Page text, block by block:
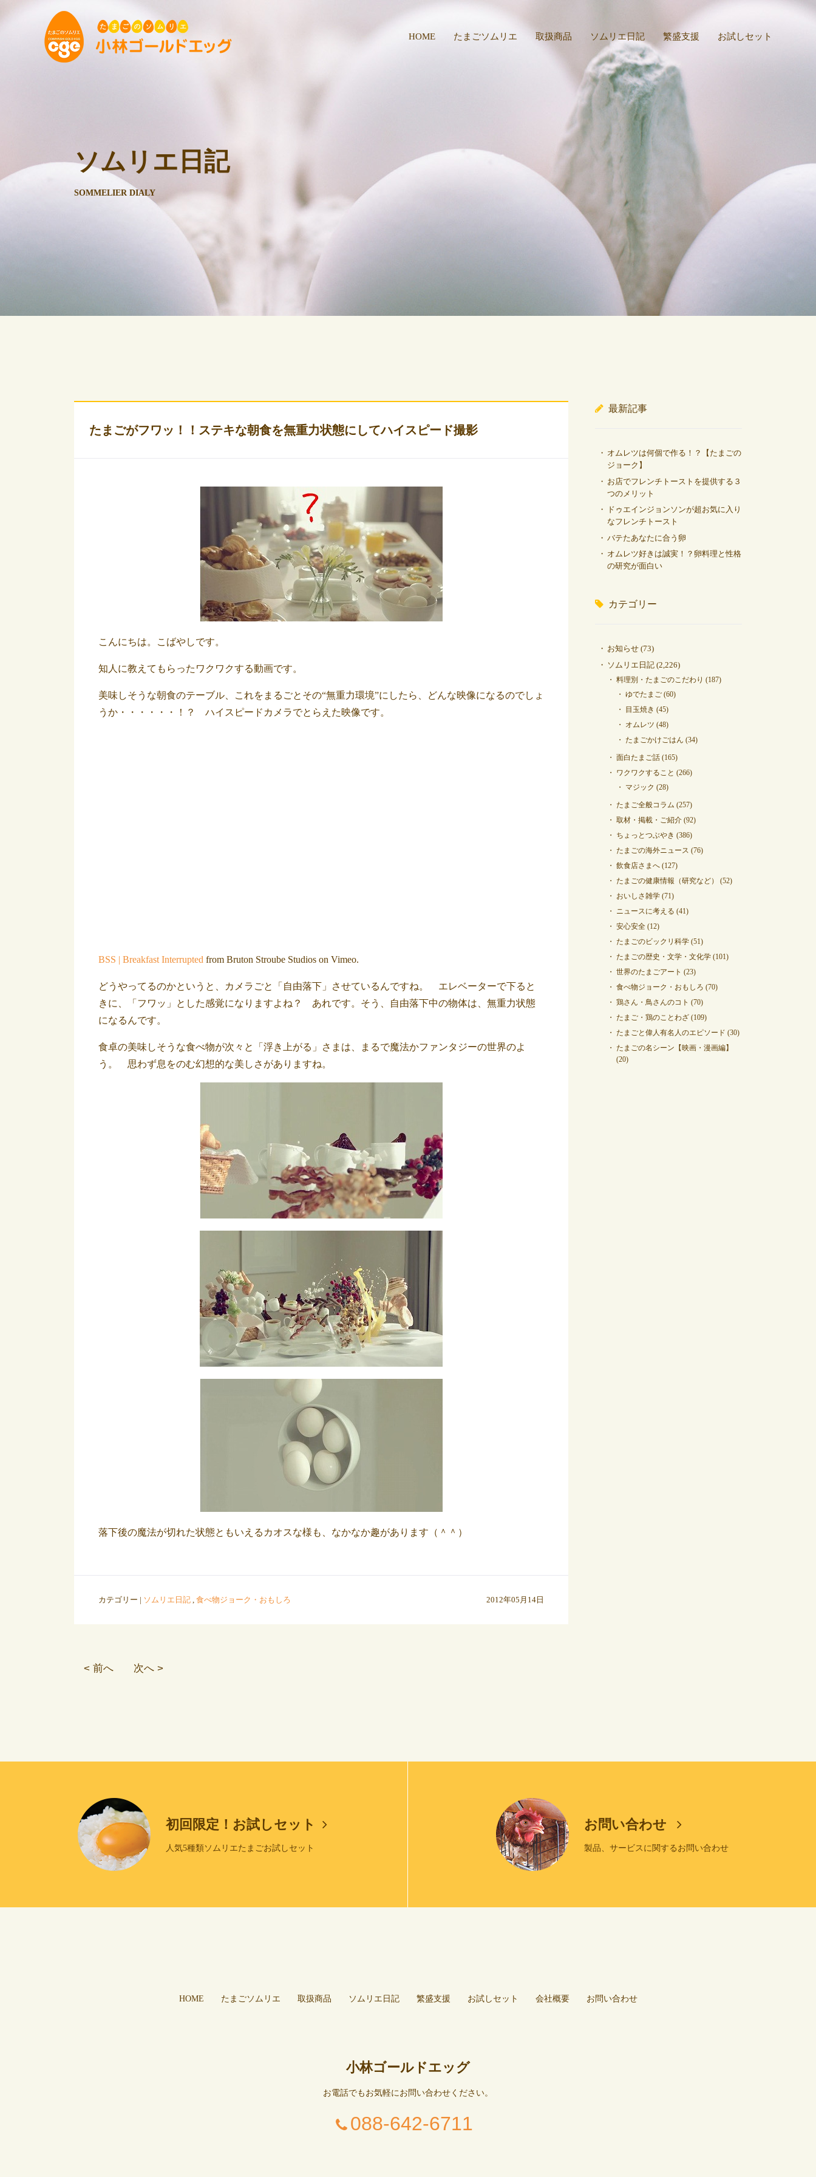
HOME たまごソムリエ 取扱商品 ソムリエ日記 繁盛支援 お試しセット
ソムリエ日記
SOMMELIER DIALY
たまごがフワッ！！ステキな朝食を無重力状態にしてハイスピード撮影
こんにちは。こばやしです。
知人に教えてもらったワクワクする動画です。
美味しそうな朝食のテーブル、これをまるごとその“無重力環境”にしたら、どんな映像になるのでしょ
うか・・・・・・！？ ハイスピードカメラでとらえた映像です。
BSS | Breakfast Interrupted from Bruton Stroube Studios on Vimeo.
どうやってるのかというと、カメラごと「自由落下」させているんですね。 エレベーターで下ると
きに、「フワッ」とした感覚になりますよね？ あれです。そう、自由落下中の物体は、無重力状態
になるんです。
食卓の美味しそうな食べ物が次々と「浮き上がる」さまは、まるで魔法かファンタジーの世界のよ
う。 思わず息をのむ幻想的な美しさがありますね。
落下後の魔法が切れた状態ともいえるカオスな様も、なかなか趣があります（＾＾）
カテゴリー | ソムリエ日記 , 食べ物ジョーク・おもしろ 2012年05月14日
< 前へ 次へ >
最新記事
オムレツは何個で作る！？【たまごの
ジョーク】
お店でフレンチトーストを提供する３
つのメリット
ドゥエインジョンソンが超お気に入り
なフレンチトースト
バテたあなたに合う卵
オムレツ好きは誠実！？卵料理と性格
の研究が面白い
カテゴリー
お知らせ (73)
ソムリエ日記 (2,226)
料理別・たまごのこだわり (187)
ゆでたまご (60)
目玉焼き (45)
オムレツ (48)
たまごかけごはん (34)
面白たまご話 (165)
ワクワクすること (266)
マジック (28)
たまご全般コラム (257)
取材・掲載・ご紹介 (92)
ちょっとつぶやき (386)
たまごの海外ニュース (76)
飲食店さまへ (127)
たまごの健康情報（研究など）
(52)
おいしさ雑学 (71)
ニュースに考える (41)
安心安全 (12)
たまごのビックリ科学 (51)
たまごの歴史・文学・文化学 (101)
世界のたまごアート (23)
食べ物ジョーク・おもしろ (70)
鶏さん・鳥さんのコト (70)
たまご・鶏のことわざ (109)
たまごと偉人有名人のエピソード (30)
たまごの名シーン【映画・漫画編】
(20)
初回限定！お試しセット
人気5種類ソムリエたまごお試しセット
お問い合わせ
製品、サービスに関するお問い合わせ
HOME たまごソムリエ 取扱商品 ソムリエ日記 繁盛支援 お試しセット 会社概要 お問い合わせ
小林ゴールドエッグ
お電話でもお気軽にお問い合わせください。
088-642-6711